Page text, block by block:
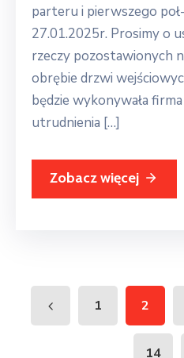
parteru i pierwszego
27.01.2025r. Prosimy o
rzeczy pozostawionych
obrębie drzwi
będzie wykonywała
utrudnienia […]
Zobacz więcej
1 2
14